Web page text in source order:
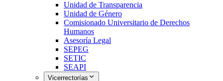
Unidad de Transparencia
Unidad de Género
Comisionado Universitario de Derechos
Humanos
Asesoría Legal
SEPEG
SETIC
SEAPI
Vicerrectorías